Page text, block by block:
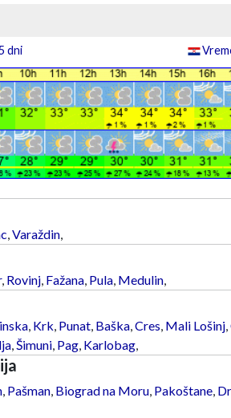
dni
Varaždin,
, Rovinj, Fažana, Pula, Medulin,
, Krk Punat, Baška, Cres Mali Lošinj,
, Šimuni, Pag, Karlobag,
, Pašman, Biograd na Moru, Pakoštane,